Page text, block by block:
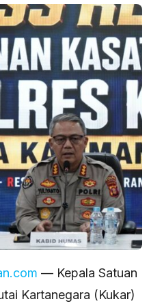
— Kepala Satuan
Kartanegara (Kukar)